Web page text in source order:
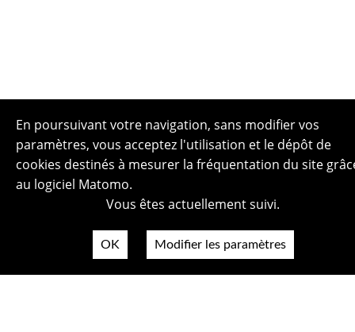
Plan du site
En poursuivant votre navigation, sans modifier vos
paramètres, vous acceptez l'utilisation et le dépôt de
cookies destinés à mesurer la fréquentation du site
au logiciel Matomo.
Vous êtes actuellement suivi.
OK Modifier les paramètres